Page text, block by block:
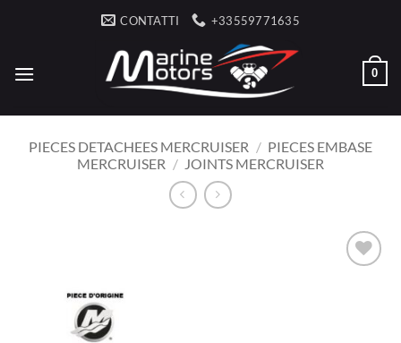
CONTATTI +33559771635
0
PIECES DETACHEES MERCRUISER / PIECES EMBASE
MERCRUISER / JOINTS MERCRUISER